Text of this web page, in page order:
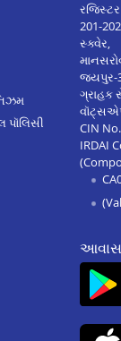
201-
સ્ક્વેર,
જયપુર-
ગ્રાહક
CIN
IRDAI